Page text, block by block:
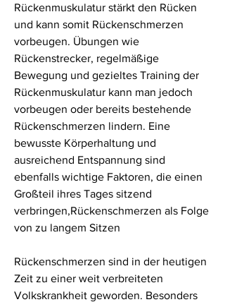
Rückenmuskulatur stärkt den Rücken
und kann somit Rückenschmerzen
vorbeugen. Übungen wie
Rückenstrecker, regelmäßige
Bewegung und gezieltes Training der
Rückenmuskulatur kann man jedoch
vorbeugen oder bereits bestehende
Rückenschmerzen lindern. Eine
bewusste Körperhaltung und
ausreichend Entspannung sind
ebenfalls wichtige Faktoren, die einen
Großteil ihres Tages sitzend
verbringen,Rückenschmerzen als Folge
von zu langem Sitzen
Rückenschmerzen sind in der heutigen
Zeit zu einer weit verbreiteten
Volkskrankheit geworden. Besonders